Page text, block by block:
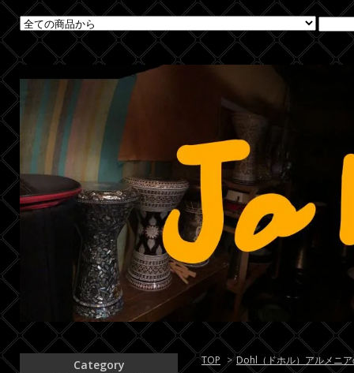
TOP > Dohl（ドホル）アルメニ
Category